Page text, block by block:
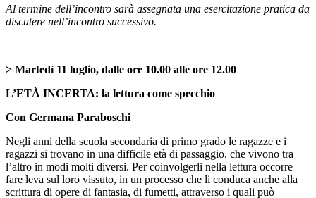
Al termine dell’incontro sarà assegnata una esercitazione pratica da
discutere nell’incontro successivo.
> Martedì 11 luglio, dalle ore 10.00 alle ore 12.00
L’ETÀ INCERTA: la lettura come specchio
Con Germana Paraboschi
Negli anni della scuola secondaria di primo grado le ragazze e i
ragazzi si trovano in una difficile età di passaggio, che vivono tra
l’altro in modi molti diversi. Per coinvolgerli nella lettura occorre
fare leva sul loro vissuto, in un processo che li conduca anche alla
scrittura di opere di fantasia, di fumetti, attraverso i quali può